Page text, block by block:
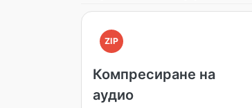
ZIP
Компресиране на
аудио